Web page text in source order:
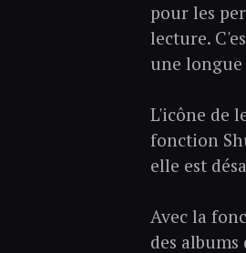
pour les
lecture.
une
L'icône de
fonction
elle est
Avec la
des